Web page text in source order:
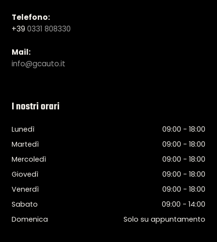
Telefono:
+39 0331 808330
Mail:
info@gcauto.it
I nostri orari
Lunedì
09:00 - 18:00
Martedì
09:00 - 18:00
Mercoledì
09:00 - 18:00
Giovedì
09:00 - 18:00
Venerdì
09:00 - 18:00
Sabato
09:00 - 14:00
Domenica
Solo su appuntamento